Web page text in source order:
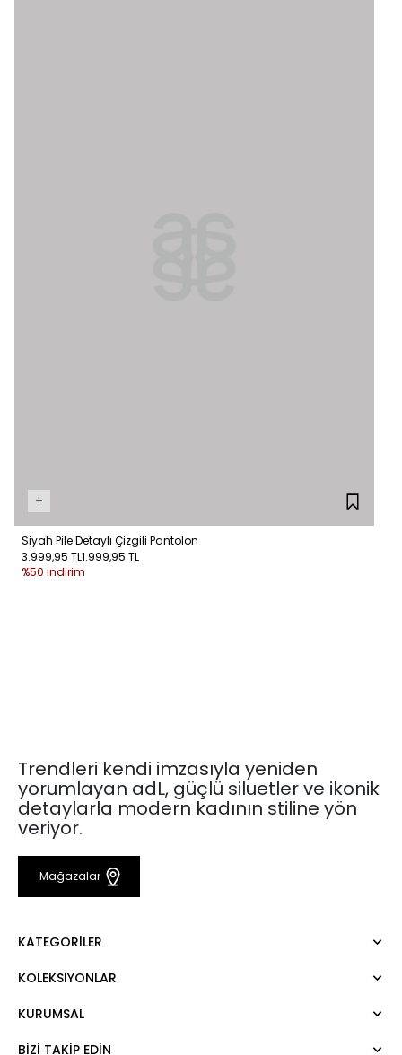
+
Siyah Pile Detaylı Çizgili Pantolon
3.999,95 TL1.999,95 TL
%50 İndirim
Trendleri kendi imzasıyla yeniden
yorumlayan adL, güçlü siluetler ve ikonik
detaylarla modern kadının stiline yön
veriyor.
Mağazalar
KATEGORILER
Elbise
Pantolon
KOLEKSIYONLAR
Mert Aslan
Night Zoom
KURUMSAL
BIZI TAKIP EDIN